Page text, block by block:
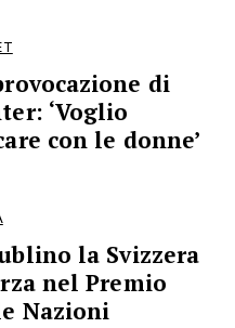
di
‘Voglio
con le donne’
la Svizzera
nel Premio
Nazioni